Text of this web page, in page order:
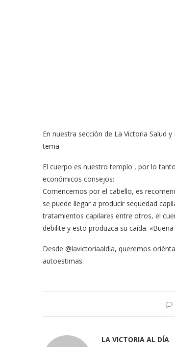
En nuestra sección de La Victoria Salud
tema :
El cuerpo es nuestro templo , por lo
económicos consejos:
Comencemos por el cabello, es
se puede llegar a producir sequedad
tratamientos capilares entre otros, el
debilite y esto produzca su caída.
Desde @lavictoriaaldia, queremos
autoestimas.
LA VICTORIA AL DÍA